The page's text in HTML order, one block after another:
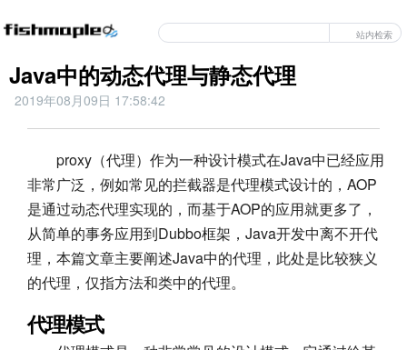
站内检索
Java中的动态代理与静态代理
2019年08月09日 17:58:42
proxy（代理）作为一种设计模式在Java中已经应用
非常广泛，例如常见的拦截器是代理模式设计的，AOP
是通过动态代理实现的，而基于AOP的应用就更多了，
从简单的事务应用到Dubbo框架，Java开发中离不开代
理，本篇文章主要阐述Java中的代理，此处是比较狭义
的代理，仅指方法和类中的代理。
代理模式